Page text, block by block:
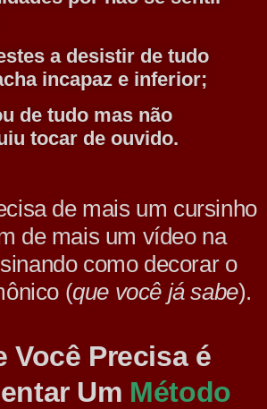
a desistir de tudo
incapaz e inferior;
de tudo mas não
tocar de ouvido.
de mais um cursinho
de mais um vídeo na
como decorar o
(que você já sabe).
Você Precisa é
Um Método